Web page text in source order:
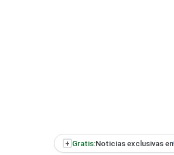
+ Gratis:Noticias exclusivas en